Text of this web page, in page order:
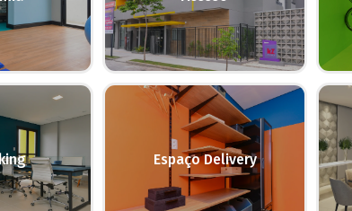
Espaço Delivery